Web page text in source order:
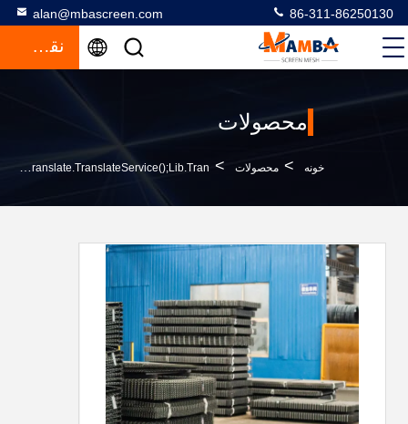
alan@mbascreen.com 86-311-86250130
نقل قول
محصولات
خونه > محصولات >
Vibrating Screen Meshfunction GtElInit() {var Lib = New Google.translate.TranslateService();lib.tran